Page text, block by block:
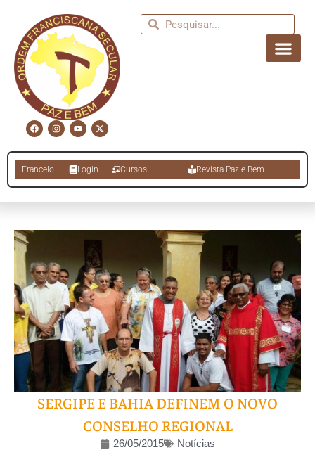
Francelo Login Cursos Revista Paz e Bem
SERGIPE E BAHIA DEFINEM O NOVO
CONSELHO REGIONAL
26/05/2015 Notícias